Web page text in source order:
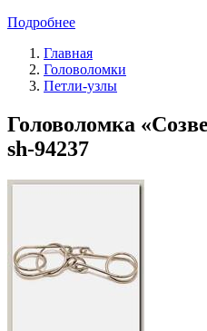
Подробнее
Главная
Головоломки
Петли-узлы
Головоломка
sh-94237